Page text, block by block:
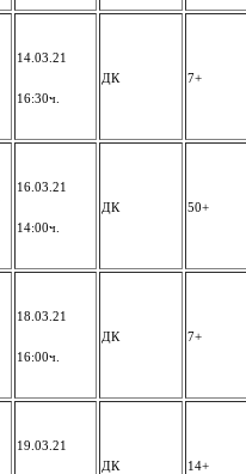
14.03.21
16:30ч.
ДК 7+
16.03.21
14:00ч.
ДК 50+
18.03.21
16:00ч.
ДК 7+
19.03.21
ДК 14+